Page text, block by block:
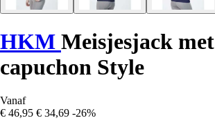
HKM Meisjesjack met
capuchon Style
Vanaf
€ 46,95 € 34,69 -26%